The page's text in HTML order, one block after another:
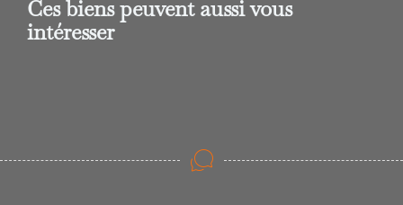
Ces biens peuvent aussi vous
intéresser